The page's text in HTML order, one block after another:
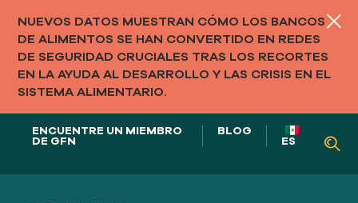
NUEVOS DATOS MUESTRAN CÓMO LOS BANCOS
DE ALIMENTOS SE HAN CONVERTIDO EN REDES
DE SEGURIDAD CRUCIALES TRAS LOS RECORTES
EN LA AYUDA AL DESARROLLO Y LAS CRISIS EN EL
SISTEMA ALIMENTARIO.
ENCUENTRE UN MIEMBRO
DE GFN
BLOG
ES